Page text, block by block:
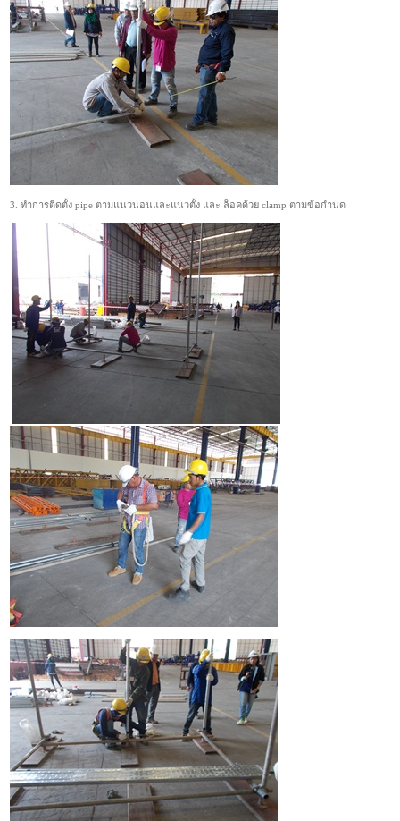
3. ทำการติดตั้ง pipe ตามแนวนอนและแนวตั้ง และ ล็อคด้วย clamp ตามข้อกำนด